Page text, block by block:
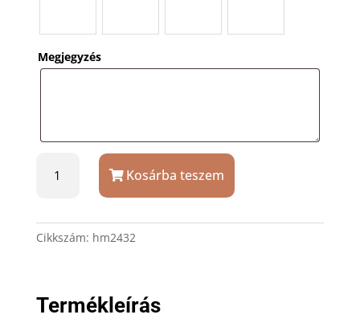
Megjegyzés
ajándék
Kosárba teszem
Cikkszám: hm2432
Termékleírás